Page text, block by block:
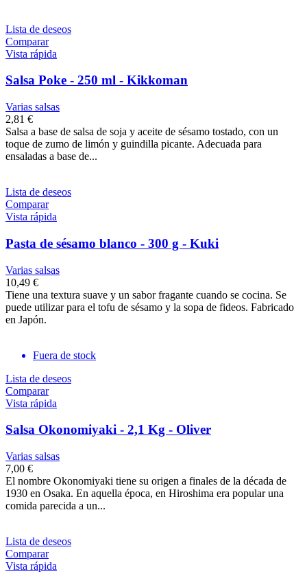
Lista de deseos
Comparar
Vista rápida
Salsa Poke - 250 ml - Kikkoman
Varias salsas
2,81 €
Salsa a base de salsa de soja y aceite de sésamo tostado, con un
toque de zumo de limón y guindilla picante. Adecuada para
ensaladas a base de...
Lista de deseos
Comparar
Vista rápida
Pasta de sésamo blanco - 300 g - Kuki
Varias salsas
10,49 €
Tiene una textura suave y un sabor fragante cuando se cocina. Se
puede utilizar para el tofu de sésamo y la sopa de fideos. Fabricado
en Japón.
Fuera de stock
Lista de deseos
Comparar
Vista rápida
Salsa Okonomiyaki - 2,1 Kg - Oliver
Varias salsas
7,00 €
El nombre Okonomiyaki tiene su origen a finales de la década de
1930 en Osaka. En aquella época, en Hiroshima era popular una
comida parecida a un...
Lista de deseos
Comparar
Vista rápida